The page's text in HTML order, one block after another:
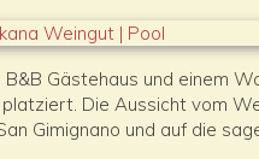
B&B Gästehaus und einem
Die Aussicht vom
Gimignano und auf die